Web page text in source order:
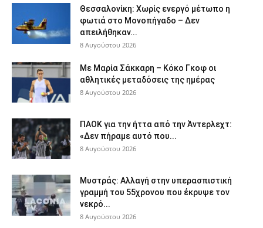
Θεσσαλονίκη: Χωρίς ενεργό μέτωπο η
φωτιά στο Μονοπήγαδο – Δεν
απειλήθηκαν...
8 Αυγούστου 2026
Με Μαρία Σάκκαρη – Κόκο Γκοφ οι
αθλητικές μεταδόσεις της ημέρας
8 Αυγούστου 2026
ΠΑΟΚ για την ήττα από την Άντερλεχτ:
«Δεν πήραμε αυτό που...
8 Αυγούστου 2026
Μυστράς: Αλλαγή στην υπερασπιστική
γραμμή του 55χρονου που έκρυψε τον
νεκρό...
8 Αυγούστου 2026